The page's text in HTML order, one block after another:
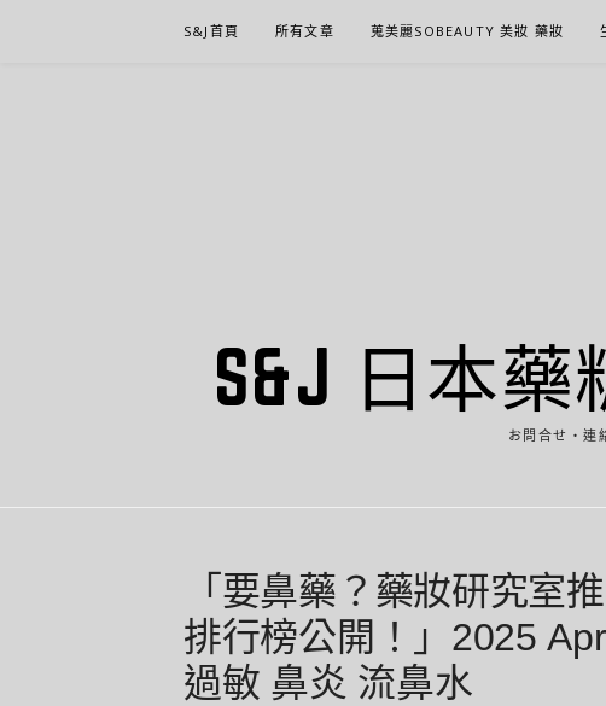
S&J首頁 所有文章 蒐美麗SOBEAUTY 美妝 藥妝
S&J 日本藥
お問合せ・連
「要鼻藥？藥妝研究室
排行榜公開！」2025
過敏 鼻炎 流鼻水